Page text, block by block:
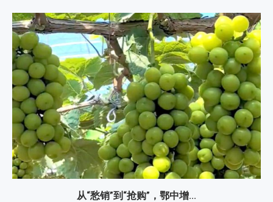
从“愁销”到“抢购”，鄂中增...